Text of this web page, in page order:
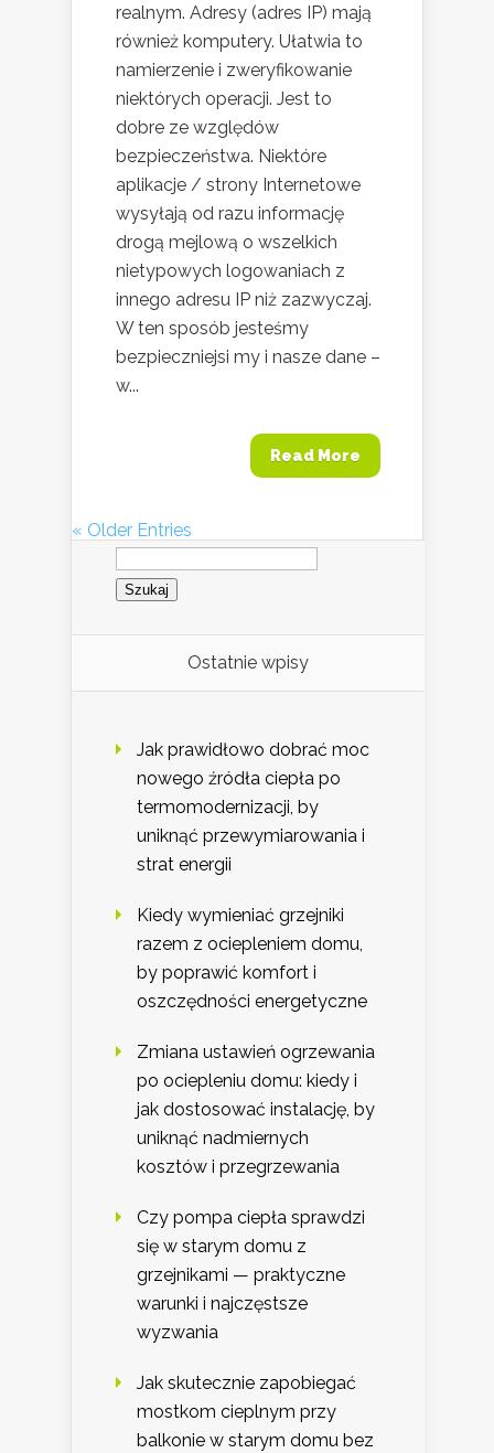
realnym. Adresy (adres IP) mają
również komputery. Ułatwia to
namierzenie i zweryfikowanie
niektórych operacji. Jest to
dobre ze względów
bezpieczeństwa. Niektóre
aplikacje / strony Internetowe
wysyłają od razu informację
drogą mejlową o wszelkich
nietypowych logowaniach z
innego adresu IP niż zazwyczaj.
W ten sposób jesteśmy
bezpieczniejsi my i nasze dane –
w...
Read More
« Older Entries
Szukaj:
Ostatnie wpisy
Jak prawidłowo dobrać moc
nowego źródła ciepła po
termomodernizacji, by
uniknąć przewymiarowania i
strat energii
Kiedy wymieniać grzejniki
razem z ociepleniem domu,
by poprawić komfort i
oszczędności energetyczne
Zmiana ustawień ogrzewania
po ociepleniu domu: kiedy i
jak dostosować instalację, by
uniknąć nadmiernych
kosztów i przegrzewania
Czy pompa ciepła sprawdzi
się w starym domu z
grzejnikami — praktyczne
warunki i najczęstsze
wyzwania
Jak skutecznie zapobiegać
mostkom cieplnym przy
balkonie w starym domu bez